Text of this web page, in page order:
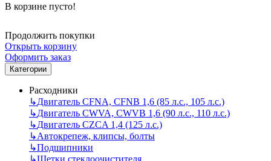
В корзине пусто!
Продолжить покупки
Открыть корзину
Оформить заказ
Категории
Расходники
↳Двигатель CFNA, CFNB 1,6 (85 л.с., 105 л.с.)
↳Двигатель CWVA, CWVB 1,6 (90 л.с., 110 л.с.)
↳Двигатель CZCA 1,4 (125 л.с.)
↳Автокрепеж, клипсы, болты
↳Подшипники
↳Щетки стеклоочистителя